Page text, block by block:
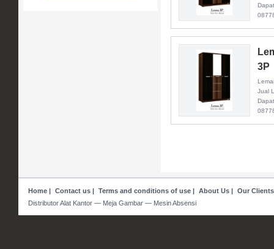
3P
Jual
Home| Contact us| Terms and conditions of use| About Us| Our Clients
Distributor Alat Kantor — Meja Gambar — Mesin Absensi